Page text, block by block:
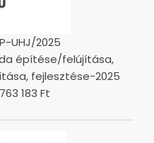
UHJ/2025
építése/felújítása,
fejlesztése-2025
763 183 Ft